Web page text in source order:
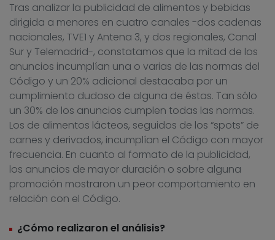
Tras analizar la publicidad de alimentos y bebidas
dirigida a menores en cuatro canales -dos cadenas
nacionales, TVE1 y Antena 3, y dos regionales, Canal
Sur y Telemadrid-, constatamos que la mitad de los
anuncios incumplían una o varias de las normas del
Código y un 20% adicional destacaba por un
cumplimiento dudoso de alguna de éstas. Tan sólo
un 30% de los anuncios cumplen todas las normas.
Los de alimentos lácteos, seguidos de los “spots” de
carnes y derivados, incumplían el Código con mayor
frecuencia. En cuanto al formato de la publicidad,
los anuncios de mayor duración o sobre alguna
promoción mostraron un peor comportamiento en
relación con el Código.
¿Cómo realizaron el análisis?